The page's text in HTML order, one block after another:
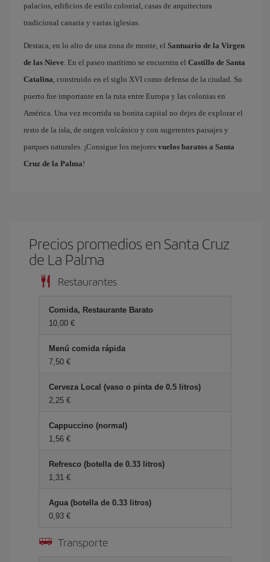
palacios, edificios de estilo colonial, casas de arquitectura
tradicional canaria y varias iglesias.
Destaca, en lo alto de una zona de monte, el Santuario de la Virgen
de las Nieve . En el paseo marítimo se encuentra el Castillo de Santa
Catalina , construido en el siglo XVI como defensa de la ciudad. Su
puerto fue importante en la ruta entre Europa y las colonias en
América. Una vez recorrida su bonita capital no dejes de explorar el
resto de la isla, de origen volcánico y con sugerentes paisajes y
parques naturales. ¡Consigue los mejores vuelos baratos a Santa
Cruz de la Palma!
Precios promedios en Santa Cruz
de La Palma
Restaurantes
Comida, Restaurante Barato
10,00 €
Menú comida rápida
7,50 €
Cerveza Local (vaso o pinta de 0.5 litros)
2,25 €
Cappuccino (normal)
1,56 €
Refresco (botella de 0.33 litros)
1,31 €
Agua (botella de 0.33 litros)
0,93 €
Transporte